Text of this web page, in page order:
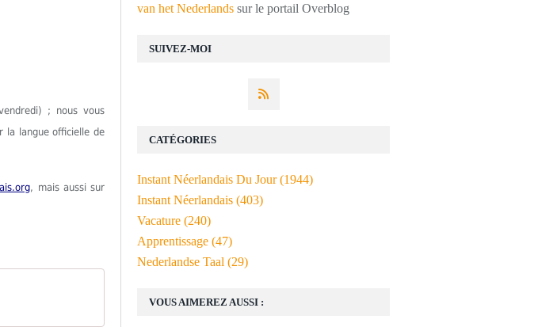
; nous vous
la langue officielle de
, mais aussi sur
SUIVEZ-MOI
van het Nederlands sur le portail Overblog
VOUS AIMEREZ AUSSI :
CATÉGORIES
Instant Néerlandais Du Jour(1944)
Instant Néerlandais (403)
Vacature (240)
Apprentissage (47)
Nederlandse Taal (29)